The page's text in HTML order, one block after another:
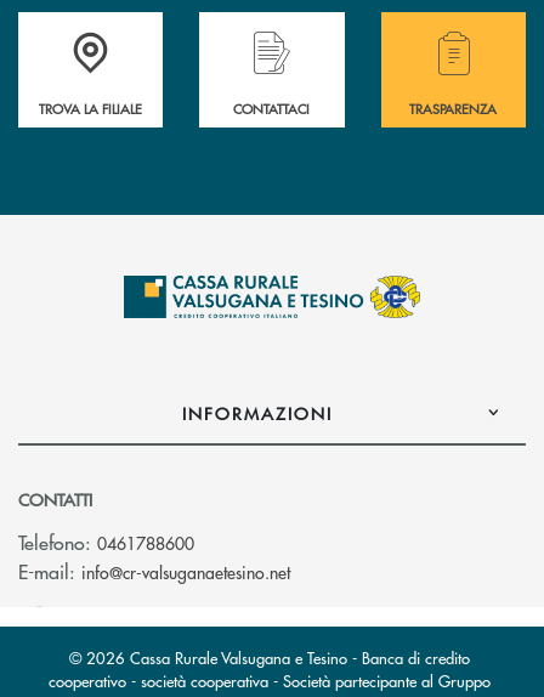
Accedi all' elenco completo delle filiali .
TROVA LA FILIALE
Hai bisogno di assistenza immediata?
CONTATTACI
Hai bisogno di
TRASPARENZA
INFORMAZIONI
CONTATTI
Telefono: 0461788600
E-mail: info@cr-valsuganaetesino.net(si apre l’app di posta
© 2026 Cassa Rurale Valsugana e Tesino - Banca di credito
cooperativo - società cooperativa - Società partecipante al Gruppo